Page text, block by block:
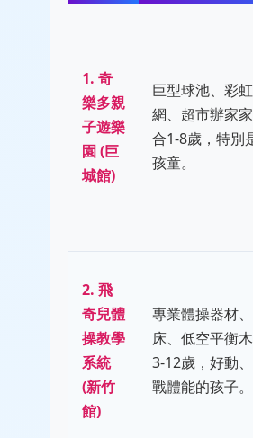
1. 奇
樂多親
子遊樂
園 (巨
城館)
巨型球池、彩
網、超市辦家
合1-8歲，特別
孩童。
2. 飛
奇兒體
操教學
系統
(新竹
館)
專業體操器材
床、低空平衡
3-12歲，好動
戰體能的孩子。